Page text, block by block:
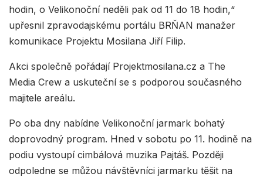
hodin, o Velikonoční neděli pak od 11 do 18 hodin,“
upřesnil zpravodajskému portálu BRŇAN manažer
komunikace Projektu Mosilana Jiří Filip.
Akci společně pořádají Projektmosilana.cz a The
Media Crew a uskuteční se s podporou současného
majitele areálu.
Po oba dny nabídne Velikonoční jarmark bohatý
doprovodný program. Hned v sobotu po 11. hodině na
podiu vystoupí cimbálová muzika Pajtáš. Později
odpoledne se můžou návštěvníci jarmarku těšit na